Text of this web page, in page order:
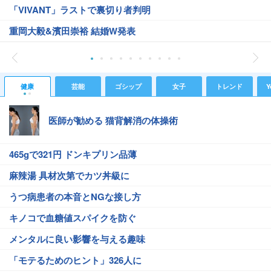
「VIVANT」ラストで裏切り者判明
重岡大毅&濱田崇裕 結婚W発表
健康 芸能 ゴシップ 女子 トレンド
医師が勧める 猫背解消の体操術
465gで321円 ドンキプリン品薄
麻辣湯 具材次第でカツ丼級に
うつ病患者の本音とNGな接し方
キノコで血糖値スパイクを防ぐ
メンタルに良い影響を与える趣味
「モテるためのヒント」326人に